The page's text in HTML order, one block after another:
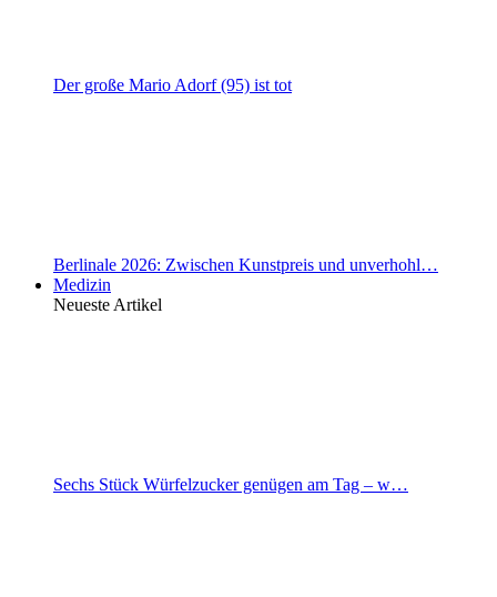
Der große Mario Adorf (95) ist tot
Berlinale 2026: Zwischen Kunstpreis und unverhohl…
Medizin
Neueste Artikel
Sechs Stück Würfelzucker genügen am Tag – w…